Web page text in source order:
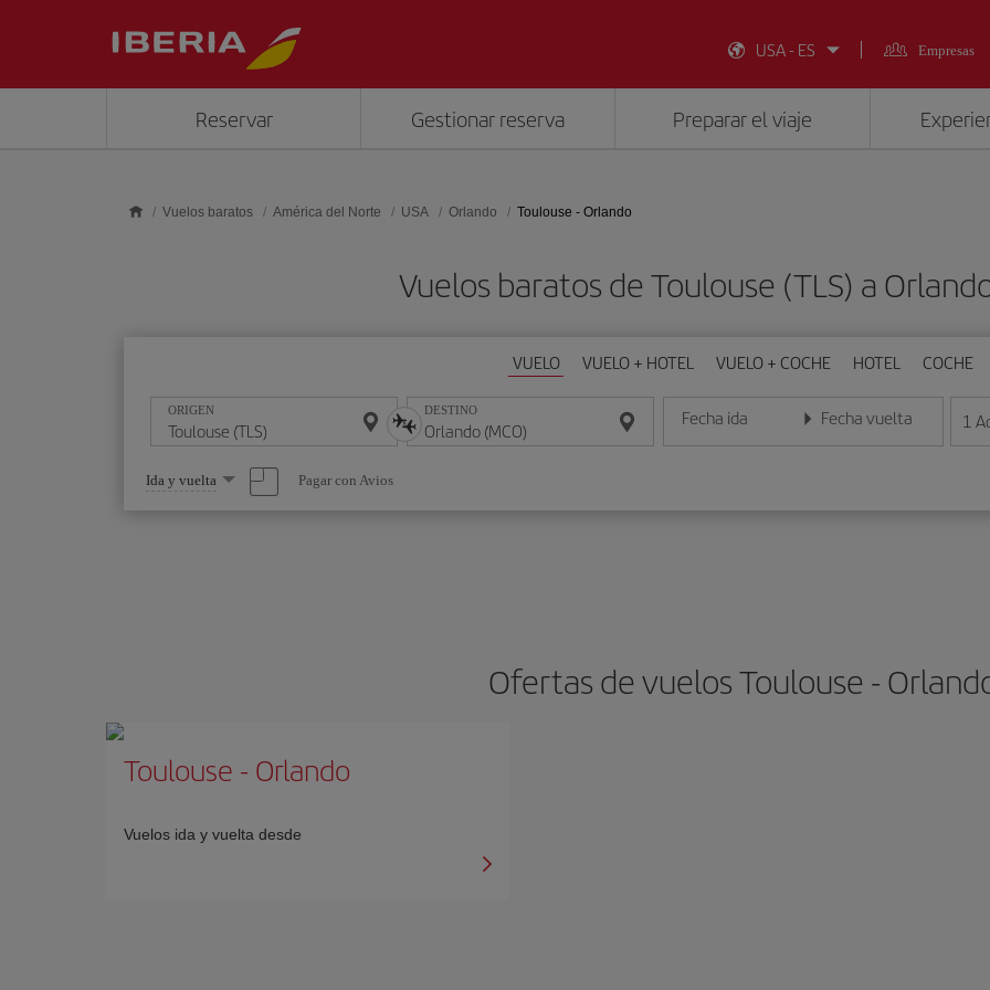
USA - ES
Empresas
Reservar Gestionar reserva Preparar el viaje
Vuelos baratos América del Norte USA Orlando Toulouse - Orlando
Vuelos baratos de Toulouse (TLS) a
VUELO VUELO + HOTEL VUELO + COCHE HOTEL COCHE
ORIGEN DESTINO Fecha ida
Introduce la fecha en formato día/mes/año
Fecha vuelta
Introduce la fecha en 1
Seleccione
una
opción
Ida y vuelta Pagar con Avios
Ofertas de vuelos Toulouse -
Toulouse - Orlando
Vuelos ida y vuelta desde